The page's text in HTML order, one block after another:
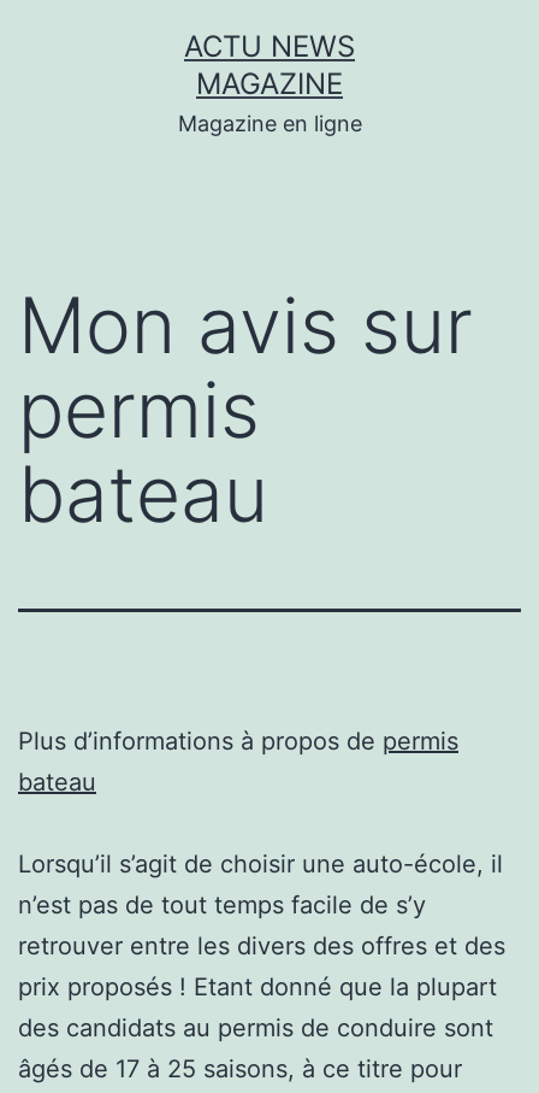
ACTU NEWS
MAGAZINE
Magazine en ligne
Mon avis sur
permis
bateau
Plus d’informations à propos de permis
bateau
Lorsqu’il s’agit de choisir une auto-école, il
n’est pas de tout temps facile de s’y
retrouver entre les divers des offres et des
prix proposés ! Etant donné que la plupart
des candidats au permis de conduire sont
âgés de 17 à 25 saisons, à ce titre pour